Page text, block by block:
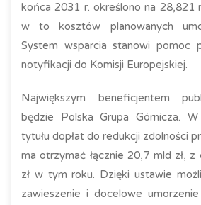
końca 2031 r. określono na 28,821
w to kosztów planowanych
System wsparcia stanowi pomoc
notyfikacji do Komisji Europejskiej.
Największym beneficjentem
będzie Polska Grupa Górnicza.
tytułu dopłat do redukcji zdolności
ma otrzymać łącznie 20,7 mld zł,
zł w tym roku. Dzięki ustawie
zawieszenie i docelowe